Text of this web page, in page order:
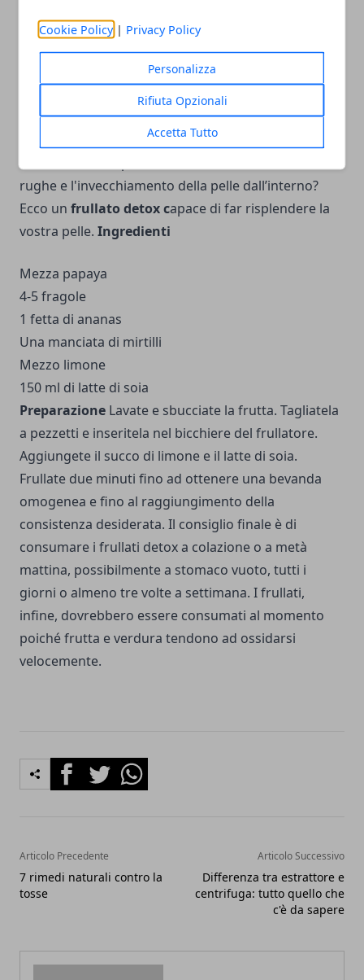
Cookie Policy | Privacy Policy
Personalizza
Rifiuta Opzionali
Accetta Tutto
nel frullatore. Aggiungete il succo di ananas e
frullate per qualche minuto fino ad ottenere una
5) Frullato detox anti-rughe
Perché non sfruttare le proprietà antiossidanti di
rughe e l'invecchiamento della pelle dall’interno?
Ecco un frullato detox capace di far risplendere la
vostra pelle. Ingredienti
Mezza papaya
4-5 fragole
1 fetta di ananas
Una manciata di mirtilli
Mezzo limone
150 ml di latte di soia
Preparazione Lavate e sbucciate la frutta. Tagliatela
a pezzetti e inseritela nel bicchiere del frullatore.
Aggiungete il succo di limone e il latte di soia.
Frullate due minuti fino ad ottenere una bevanda
omogenea e fino al raggiungimento della
consistenza desiderata. Il consiglio finale è di
consumare i frullati detox a colazione o a metà
mattina, possibilmente a stomaco vuoto, tutti i
giorni o almeno tre volte a settimana. I frullati,
infine, dovrebbero essere consumati al momento
poiché frutta e verdura tendono ad ossidarsi
velocemente.
FacebookTwitterWhatsapp
Articolo Precedente
7 rimedi naturali contro la
tosse
Articolo Successivo
Differenza tra estrattore e
centrifuga: tutto quello che
c'è da sapere